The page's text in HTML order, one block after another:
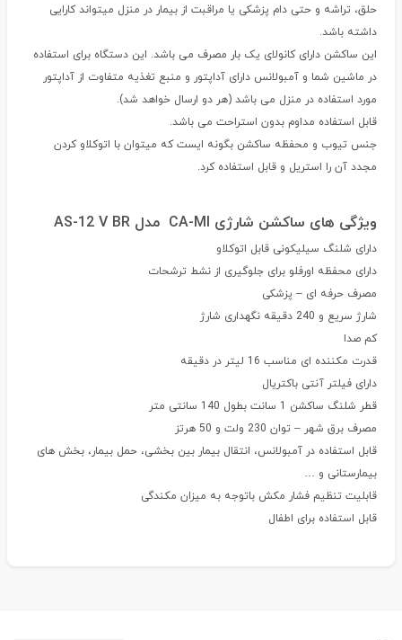
حلق، تراشه و حتی دام پزشکی یا مراقبت از بیمار در منزل میتواند کارایی
داشته باشد.
این ساکشن دارای کانولای یک بار مصرف می باشد. این دستگاه برای استفاده
در ماشین شما و آمبولانس دارای آداپتور و منبع تغذیه متفاوت از آداپتور
مورد استفاده در منزل می باشد (‌هر دو ارسال خواهد شد).
قابل استفاده مداوم بدون استراحت می باشد.
جنس تیوب و محفظه ساکشن بگونه ایست که میتوان با اتوکلاو کردن
مجدد آن را استریل و قابل استفاده کرد.
ویژگی های ساکشن شارژی CA-MI مدل AS-12 V BR
دارای شلنگ سیلیکونی قابل اتوکلاو
دارای محفظه اورفلو برای جلوگیری از نشط ترشحات
مصرف حرفه ای – پزشکی
شارژ سریع و 240 دقیقه نگهداری شارژ
کم صدا
قدرت مکننده ای مناسب 16 لیتر در دقیقه
دارای فیلتر آنتی باکتریال
قطر شلنگ ساکشن 1 سانت بطول 140 سانتی متر
مصرف برق شهر – توان 230 ولت و 50 هرتز
قابل استفاده در آمبولانس، انتقال بیمار بین بخشی، حمل بیمار، بخش های
بیمارستانی و …
قابلیت تنظیم فشار مکش باتوجه به میزان مکندگی
قابل استفاده برای اطفال